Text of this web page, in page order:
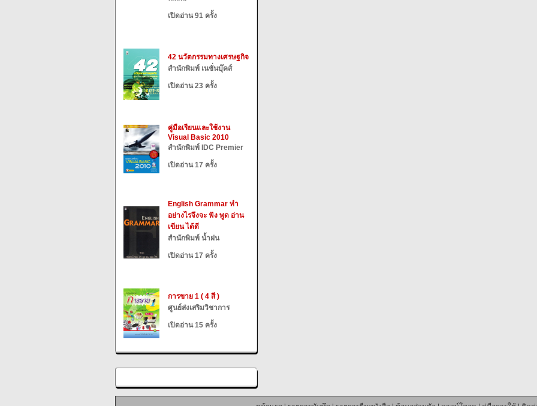
เปิดอ่าน 91 ครั้ง
42 นวัตกรรมทางเศรษฐกิจ
สำนักพิมพ์ เนชั่นบุ๊คส์
เปิดอ่าน 23 ครั้ง
คู่มือเรียนและใช้งาน
Visual Basic 2010
สำนักพิมพ์ IDC Premier
เปิดอ่าน 17 ครั้ง
English Grammar ทำ
อย่างไรจึงจะ ฟัง พูด อ่าน
เขียน ได้ดี
สำนักพิมพ์ น้ำฝน
เปิดอ่าน 17 ครั้ง
การขาย 1 ( 4 สี )
ศูนย์ส่งเสริมวิชาการ
เปิดอ่าน 15 ครั้ง